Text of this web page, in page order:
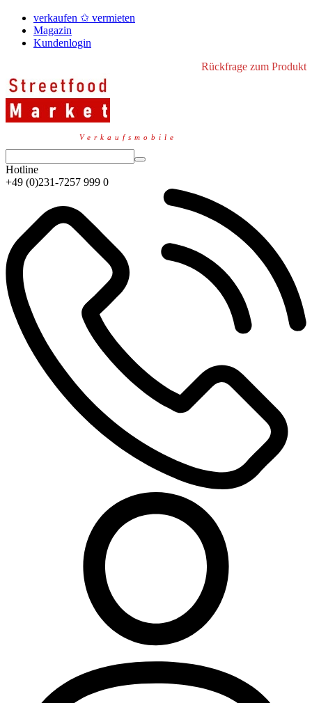
verkaufen ✩ vermieten
Magazin
Kundenlogin
Rückfrage zum Produkt
Verkaufsmobile
Hotline
+49 (0)231-7257 999 0